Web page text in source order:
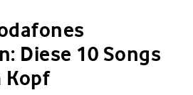
Diese 10 Songs
Kopf